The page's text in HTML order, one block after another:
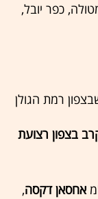
כפר יובל,
רמת הגולן
השריון 401 נפל בקרב בצפון רצועת
אחסאן דקסה,